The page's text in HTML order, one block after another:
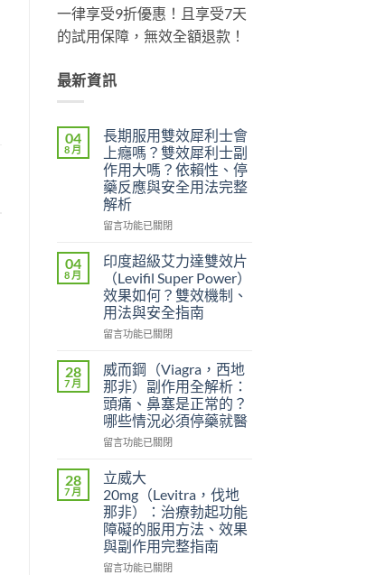
一律享受9折優惠！且享受7天
的試用保障，無效全額退款！
最新資訊
04
8 月
長期服用雙效犀利士會
上癮嗎？雙效犀利士副
作用大嗎？依賴性、停
藥反應與安全用法完整
解析
在
期
服
用
雙
效
犀
士
會
上
癮
嗎？
雙
犀
利
士
副
作
用
大
留言功能已關閉
04
8 月
印度超級艾力達雙效片
（Levifil Super Power）
效果如何？雙效機制、
用法與安全指南
在
度
超
級
艾
力
達
效
片
（Levifil
Super
Power）
效
果
留言功能已關閉
28
7 月
威而鋼（Viagra，西地
那非）副作用全解析：
頭痛、鼻塞是正常的？
哪些情況必須停藥就醫
在
而
鋼
（Viagra，
西
地
那
非）
留言功能已關閉
28
7 月
立威大
20mg（Levitra，伐地
那非）：治療勃起功能
障礙的服用方法、效果
與副作用完整指南
在
留言功能已關閉